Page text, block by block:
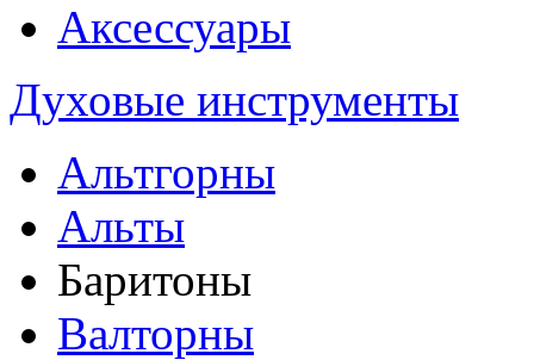
Аксессуары
Духовые инструменты
Альтгорны
Альты
Баритоны
Валторны